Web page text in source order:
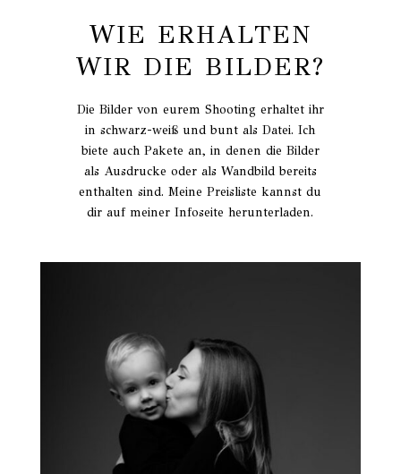
WIE ERHALTEN
WIR DIE BILDER?
Die Bilder von eurem Shooting erhaltet ihr
in schwarz-weiß und bunt als Datei. Ich
biete auch Pakete an, in denen die Bilder
als Ausdrucke oder als Wandbild bereits
enthalten sind. Meine Preisliste kannst du
dir auf meiner Infoseite herunterladen.